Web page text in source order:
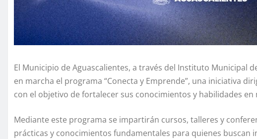
El Municipio de Aguascalientes, a través del Instituto Municipal
en marcha el programa “Conecta y Emprende”, una iniciativa
con el objetivo de fortalecer sus conocimientos y habilidades
Mediante este programa se impartirán cursos, talleres y
prácticas y conocimientos fundamentales para quienes buscan